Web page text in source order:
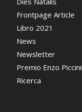
Frontpage Article
Libro 2021
News
Newsletter
Premio Enzo
Ricerca